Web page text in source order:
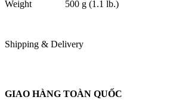
Weight 500 g (1.1 lb.)
Shipping & Delivery
GIAO HÀNG TOÀN QUỐC